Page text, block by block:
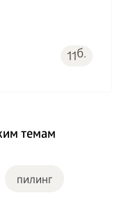
11б.
темам
пилинг